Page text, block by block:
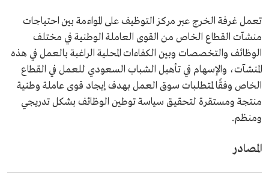
تعمل غرفة الخرج عبر مركز التوظيف على المواءمة بين احتياجات
منشآت القطاع الخاص من القوى العاملة الوطنية في مختلف
الوظائف والتخصصات وبين الكفاءات المحلية الراغبة بالعمل في هذه
المنشآت، والإسهام في تأهيل الشباب السعودي للعمل في القطاع
الخاص وفقًا لمتطلبات سوق العمل بهدف إيجاد قوى عاملة وطنية
منتجة ومستقرة لتحقيق سياسة توطين الوظائف بشكل تدريجي
ومنظم.
المصادر